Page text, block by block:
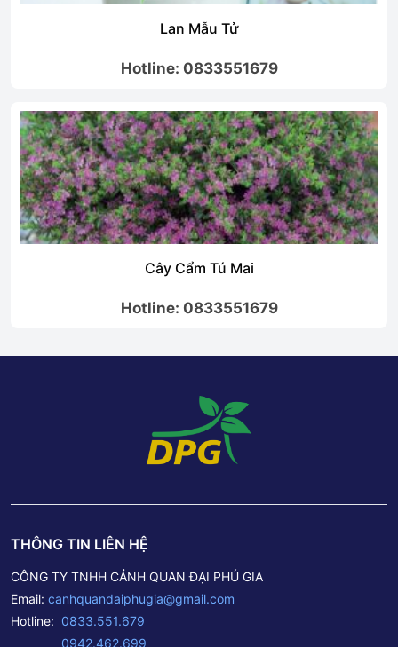
Cây Ngọc Anh – Cây
THÔNG TIN LIÊN HỆ
CÔNG TY TNHH CẢNH QUAN ĐẠI PHÚ GIA
Email: canhquandaiphugia@gmail.com
Hotline: 0833.551.679
0942.462.699